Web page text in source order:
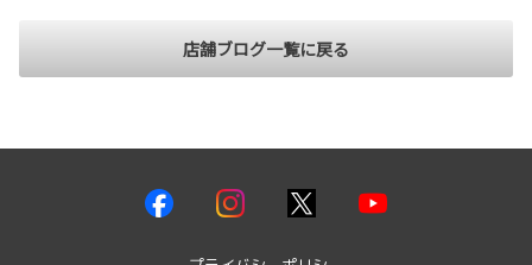
店舗ブログ一覧に戻る